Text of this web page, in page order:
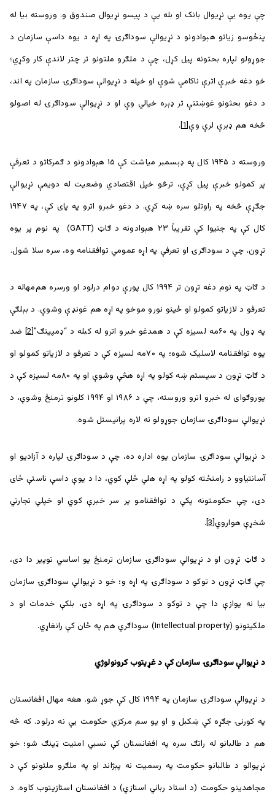
چې یوه یې نړیوال بانک او بله یې د پیسو نړیوال صندوق و. وروسته بيا له
پنځوسو زياتو هېوادونو د نړیوالې سوداګرۍ په اړه د یوه داسې سازمان د
جوړولو لپاره بحثونه پيل کړل، چې د ملګرو ملتونو تر چتر لاندې کار وکړي؛
خو دغه خبرې اترې ناکامې شوې او خپله د نړیوالې سوداګرۍ سازمان په اند،
د دغو بحثونو غوښتنې تر ډېره خیالي وې او د نړیوالې سوداګرۍ له اصولو
څخه هم ډېرې لرې وې[1]
.
وروسته د ۱۹۴۵ کال په ډېسمبر میاشت کې ۱۵ هېوادونو د ګمرکاتو د تعرفې
پر کمولو خبرې پيل کړې، ترڅو خپل اقتصادي وضعیت له دویمې نړیوالې
جګړې څخه په راوتلو سره ښه کړي. د دغو خبرو اترو په پای کې، په ۱۹۴۷
کال کې په جنیوا کې تقریباً ۲۳ هېوادونه د ګاټ (GATT) په نوم پر یوه
تړون، چې د سوداګرۍ او تعرفې په اړه عمومي توافقنامه وه، سره سلا شول.
د ګاټ په نوم دغه تړون تر ۱۹۹۴ کال پورې دوام درلود او ورسره هم‌مهاله د
تعرفو د لازياتو کمولو او ځينو نورو موخو په اړه هم غونډې وشوې. د بېلګې
په ډول په ۶۰مه لسیزه کې د همدغو خبرو اترو له کبله د “ډمپینګ”
[2]
ضد
یوه توافقنامه لاسلیک شوه؛ په ۷۰مه لسیزه کې د تعرفو د لازياتو کمولو او
د ګاټ تړون د سیستم ښه کولو په اړه هڅې وشوې او په ۸۰مه لسیزه کې د
یوروګوای له خبرو اترو وروسته، چې د ۱۹۸۶ او ۱۹۹۴ کلونو ترمنځ وشوې، د
نړیوالې سوداګرۍ سازمان جوړولو ته لاره پرانیستل شوه.
د نړیوالې سوداګرۍ سازمان یوه اداره ده، چې د سوداګرۍ لپاره د آزاديو او
آسانتياوو د رامنځته کولو په اړه هلې ځلې کوي، دا د یوې داسې ناستې ځای
دی، چې حکومتونه پکې د توافقنامو پر سر خبرې کوي او خپلې تجارتي
شخړې هواروي[3]
.
د ګاټ تړون او د نړیوالې سوداګرۍ سازمان ترمنځ یو اساسي توپير دا دی،
چې ګاټ تړون د توکو د سوداګرۍ په اړه و؛ خو د نړیوالې سوداګرۍ سازمان
بیا نه یوازې دا چې د توکو د سوداګرۍ په اړه دی، بلکې خدمات او د
ملکيتونو (Intellectual property) سوداګري هم په ځان کې رانغاړي.
د نړیوالې سوداګرۍ سازمان کې د غړیتوب کرونولوژي
د نړیوالې سوداګرۍ سازمان په ۱۹۹۴ کال کې جوړ شو. هغه مهال افغانستان
په کورنۍ جګړه کې ښکېل و او یو سم مرکزي حکومت یې نه درلود. که څه
هم د طالبانو له راتګ سره په افغانستان کې نسبي امنیت ټینګ شو؛ خو
نړیوالو د طالبانو حکومت په رسمیت نه پېژاند او په ملګرو ملتونو کې د
مجاهدینو حکومت (د استاد رباني استازي) د افغانستان استازیتوب کاوه. د